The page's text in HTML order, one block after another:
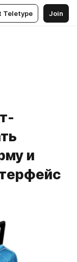
Teletype Join
и